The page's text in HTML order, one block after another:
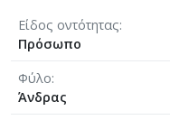
Είδος οντότητας
Πρόσωπο
Φύλο
Άνδρας